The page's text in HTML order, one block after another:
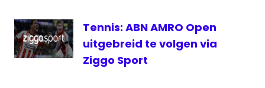
Tennis: ABN AMRO Open
uitgebreid te volgen via
Ziggo Sport